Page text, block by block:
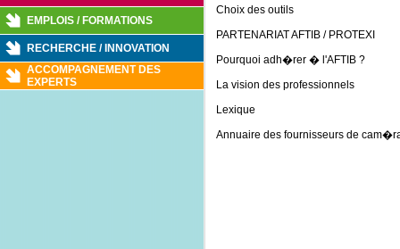
EMPLOIS / FORMATIONS
RECHERCHE / INNOVATION
ACCOMPAGNEMENT DES
EXPERTS
Choix des outils
PARTENARIAT AFTIB / PROTEXI
Pourquoi adh�rer � l'AFTIB ?
La vision des professionnels
Lexique
Annuaire des fournisseurs de